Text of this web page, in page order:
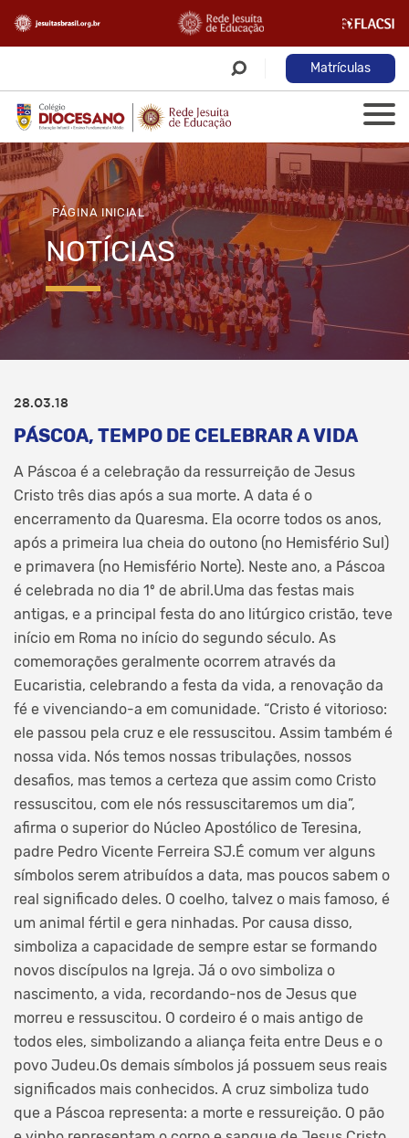
Matrículas
PÁGINA INICIAL
NOTÍCIAS
28.03.18
PÁSCOA, TEMPO DE CELEBRAR A VIDA
A Páscoa é a celebração da ressurreição de Jesus
Cristo três dias após a sua morte. A data é o
encerramento da Quaresma. Ela ocorre todos os anos,
após a primeira lua cheia do outono (no Hemisfério Sul)
e primavera (no Hemisfério Norte). Neste ano, a Páscoa
é celebrada no dia 1º de abril.Uma das festas mais
antigas, e a principal festa do ano litúrgico cristão, teve
início em Roma no início do segundo século. As
comemorações geralmente ocorrem através da
Eucaristia, celebrando a festa da vida, a renovação da
fé e vivenciando-a em comunidade. “Cristo é vitorioso:
ele passou pela cruz e ele ressuscitou. Assim também é
nossa vida. Nós temos nossas tribulações, nossos
desafios, mas temos a certeza que assim como Cristo
ressuscitou, com ele nós ressuscitaremos um dia”,
afirma o superior do Núcleo Apostólico de Teresina,
padre Pedro Vicente Ferreira SJ.É comum ver alguns
símbolos serem atribuídos a data, mas poucos sabem o
real significado deles. O coelho, talvez o mais famoso, é
um animal fértil e gera ninhadas. Por causa disso,
simboliza a capacidade de sempre estar se formando
novos discípulos na Igreja. Já o ovo simboliza o
nascimento, a vida, recordando-nos de Jesus que
morreu e ressuscitou. O cordeiro é o mais antigo de
todos eles, simbolizando a aliança feita entre Deus e o
povo Judeu.Os demais símbolos já possuem seus reais
significados mais conhecidos. A cruz simboliza tudo
que a Páscoa representa: a morte e ressureição. O pão